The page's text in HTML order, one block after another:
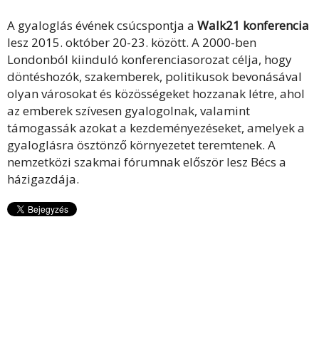
A gyaloglás évének csúcspontja a Walk21 konferencia
lesz 2015. október 20-23. között. A 2000-ben
Londonból kiinduló konferenciasorozat célja, hogy
döntéshozók, szakemberek, politikusok bevonásával
olyan városokat és közösségeket hozzanak létre, ahol
az emberek szívesen gyalogolnak, valamint
támogassák azokat a kezdeményezéseket, amelyek a
gyaloglásra ösztönző környezetet teremtenek. A
nemzetközi szakmai fórumnak először lesz Bécs a
házigazdája.